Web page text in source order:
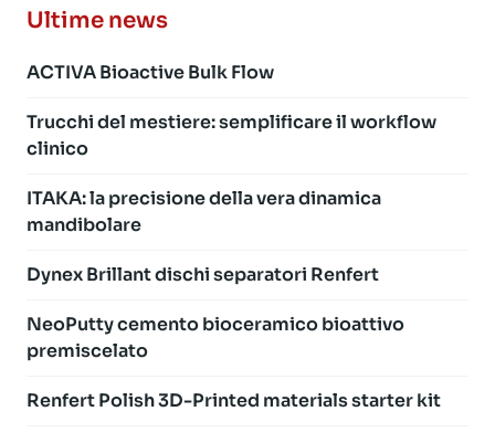
Ultime news
ACTIVA Bioactive Bulk Flow
Trucchi del mestiere: semplificare il workflow
clinico
ITAKA: la precisione della vera dinamica
mandibolare
Dynex Brillant dischi separatori Renfert
NeoPutty cemento bioceramico bioattivo
premiscelato
Renfert Polish 3D-Printed materials starter kit